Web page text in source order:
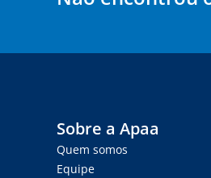
Sobre a Apaa
Quem somos
Equipe